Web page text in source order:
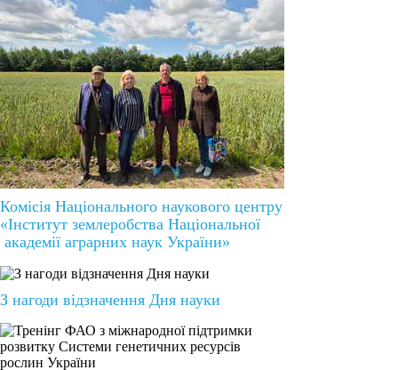
Комісія Національного наукового центру
«Інститут землеробства Національної
академії аграрних наук України»
З нагоди відзначення Дня науки